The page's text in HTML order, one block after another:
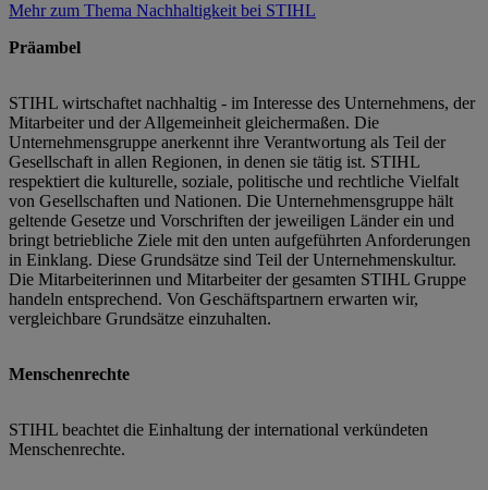
Mehr zum Thema Nachhaltigkeit bei STIHL
Präambel
STIHL wirtschaftet nachhaltig - im Interesse des Unternehmens, der
Mitarbeiter und der Allgemeinheit gleichermaßen. Die
Unternehmensgruppe anerkennt ihre Verantwortung als Teil der
Gesellschaft in allen Regionen, in denen sie tätig ist. STIHL
respektiert die kulturelle, soziale, politische und rechtliche Vielfalt
von Gesellschaften und Nationen. Die Unternehmensgruppe hält
geltende Gesetze und Vorschriften der jeweiligen Länder ein und
bringt betriebliche Ziele mit den unten aufgeführten Anforderungen
in Einklang. Diese Grundsätze sind Teil der Unternehmenskultur.
Die Mitarbeiterinnen und Mitarbeiter der gesamten STIHL Gruppe
handeln entsprechend. Von Geschäftspartnern erwarten wir,
vergleichbare Grundsätze einzuhalten.
Menschenrechte
STIHL beachtet die Einhaltung der international verkündeten
Menschenrechte.